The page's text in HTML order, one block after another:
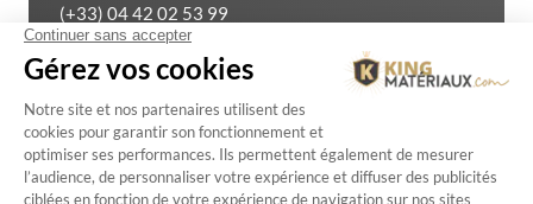
(+33) 04 42 02 53 99
Exercer mon droit de rétractation